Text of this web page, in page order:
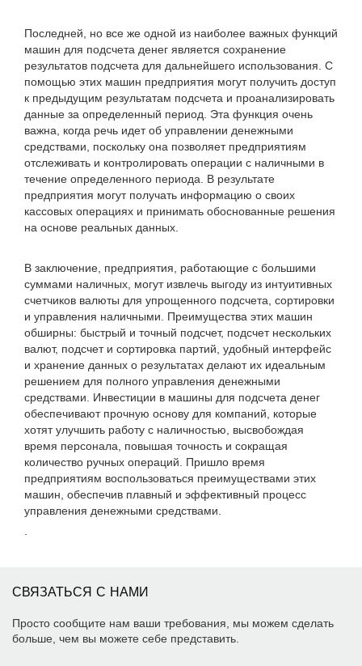
Последней, но все же одной из наиболее важных функций
машин для подсчета денег является сохранение
результатов подсчета для дальнейшего использования. С
помощью этих машин предприятия могут получить доступ
к предыдущим результатам подсчета и проанализировать
данные за определенный период. Эта функция очень
важна, когда речь идет об управлении денежными
средствами, поскольку она позволяет предприятиям
отслеживать и контролировать операции с наличными в
течение определенного периода. В результате
предприятия могут получать информацию о своих
кассовых операциях и принимать обоснованные решения
на основе реальных данных.
В заключение, предприятия, работающие с большими
суммами наличных, могут извлечь выгоду из интуитивных
счетчиков валюты для упрощенного подсчета, сортировки
и управления наличными. Преимущества этих машин
обширны: быстрый и точный подсчет, подсчет нескольких
валют, подсчет и сортировка партий, удобный интерфейс
и хранение данных о результатах делают их идеальным
решением для полного управления денежными
средствами. Инвестиции в машины для подсчета денег
обеспечивают прочную основу для компаний, которые
хотят улучшить работу с наличностью, высвобождая
время персонала, повышая точность и сокращая
количество ручных операций. Пришло время
предприятиям воспользоваться преимуществами этих
машин, обеспечив плавный и эффективный процесс
управления денежными средствами.
СВЯЗАТЬСЯ С НАМИ
Просто сообщите нам ваши требования, мы можем сделать
больше, чем вы можете себе представить.